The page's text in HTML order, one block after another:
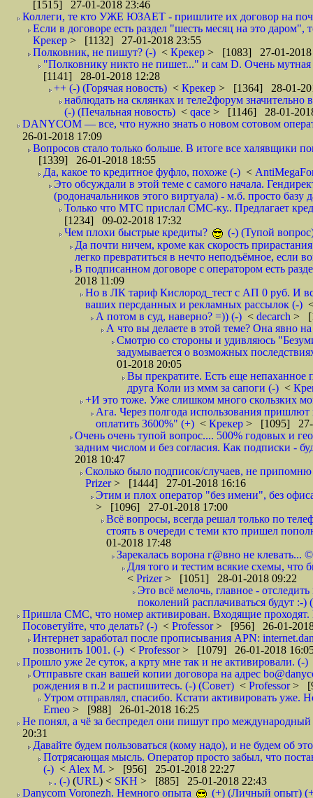
[1515] 27-01-2018 23:46
Коллеги, те кто УЖЕ ЮЗАЕТ - пришлите их договор на
Если в договоре есть раздел "шесть месяц на это даром",
Крекер > [1132] 27-01-2018 23:55
Полковник, не пишут? (-) < Крекер > [1083] 27-01-2018
"Полковнику никто не пишет..." и сам D. Очень
[1141] 28-01-2018 12:28
++ (-) (Горячая новость) < Крекер > [1364] 28-01-
наблюдать на склянках и теле2форум
(-) (Печальная новость) < qace > [1146] 28-01-
DANYCOM — все, что нужно знать о новом сотовом
26-01-2018 17:09
Вопросов стало только больше. В итоге все халявщики
[1339] 26-01-2018 18:55
Да, какое то кредитное фуфло, похоже (-) <
Это обсуждали в этой теме с самого начала.
(родоначальников этого виртуала) - м.б. просто
Только что МТС прислал СМС-ку.. Предлагает
[1234] 09-02-2018 17:32
Чем плохи быстрые кредиты?
(-) (Тупой
Да почти ничем, кроме как скорость
легко превратиться в нечто неподъёмное, если
В подписанном договоре с оператором есть
2018 11:09
Но в ЛК тариф Кислород_тест с АП 0 руб. И
ваших персданных и рекламных рассылок (-)
А потом в суд, наверно? =)) (-) < decarch >
А что вы делаете в этой теме? Она явно
Смотрю со стороны и удивляюсь
задумывается о возможных
01-2018 20:05
Вы прекратите. Есть еще непаханное
друга Коли из ммм за сапоги (-) <
+И это тоже. Уже слишком много скользких
Ага. Через полгода использования
оплатить 3600%" (+) < Крекер > [1095] 27-
Очень очень тупой вопрос.... 500% годовых и
задним числом и без согласия. Как подписки -
2018 10:47
Сколько было подписок/случаев, не
Prizer> [1444] 27-01-2018 16:16
Этим и плох оператор "без имени", без
> [1096] 27-01-2018 17:00
Всё вопросы, всегда решал только по
стоять в очереди с теми кто пришел
01-2018 17:48
Зарекалась ворона г@вно не клевать...
Для того и тестим всякие схемы, что
< Prizer> [1051] 28-01-2018 09:22
Это всё мелочь, главное -
поколений расплачиваться будут :-)
Пришла СМС, что номер активирован. Входящие проходят.
Посоветуйте, что делать? (-) < Professor> [956] 26-01-
Интернет заработал после прописывания APN:
позвонить 1001. (-) < Professor> [1079] 26-01-2018
Прошло уже 2е суток, а крту мне так и не активировали. (-)
Отправьте скан вашей копии договора на адрес
рождения в п.2 и распишитесь. (-) (Совет) < Professor>
Утром отправлял, спасибо. Кстати активировать уже.
Erneo > [988] 26-01-2018 16:25
Не понял, а чё за беспредел они пишут про
20:31
Давайте будем пользоваться (кому надо), и не будем об
Потрясающая мысль. Оператор просто забыл, что
(-) < Alex M. > [956] 25-01-2018 22:27
. (-) (URL) < SKH > [885] 25-01-2018 22:43
Danycom Voronezh. Немного опыта
(+) (Личный опыт)